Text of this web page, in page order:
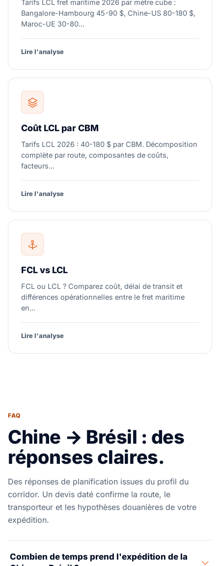
Tarifs LCL fret maritime 2026 par mètre cube :
Bangalore-Hambourg 45-90 $, Chine-US 80-180 $,
Maroc-UE 30-80...
Lire l'analyse
Coût LCL par CBM
Tarifs LCL 2026 : 40-180 $ par CBM. Décomposition
complète par route, composantes de coûts,
facteurs...
Lire l'analyse
FCL vs LCL
FCL ou LCL ? Comparez coût, délai de transit et
différences opérationnelles entre le fret maritime
en...
Lire l'analyse
FAQ
Chine → Brésil : des
réponses claires.
Des réponses de planification issues du profil du
corridor. Un devis daté confirme la route, le
transporteur et les hypothèses douanières de votre
expédition.
Combien de temps prend l'expédition de la